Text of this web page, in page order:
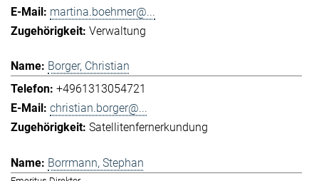
martina.boehmer@...
Verwaltung
Borger, Christian
+4961313054721
christian.borger@...
Satellitenfernerkundung
Borrmann, Stephan